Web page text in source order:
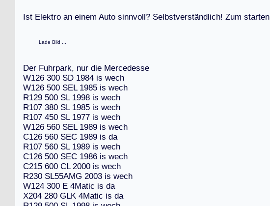
Ist Elektro an einem Auto sinnvoll? Selbstverständlich! Zum starten
Lade Bild ...
Der Fuhrpark, nur die Mercedesse
W126 300 SD 1984 is wech
W126 500 SEL 1985 is wech
R129 500 SL 1998 is wech
R107 380 SL 1985 is wech
R107 450 SL 1977 is wech
W126 560 SEL 1989 is wech
C126 560 SEC 1989 is da
R107 560 SL 1989 is wech
C126 500 SEC 1986 is wech
C215 600 CL 2000 is wech
R230 SL55AMG 2003 is wech
W124 300 E 4Matic is da
X204 280 GLK 4Matic is da